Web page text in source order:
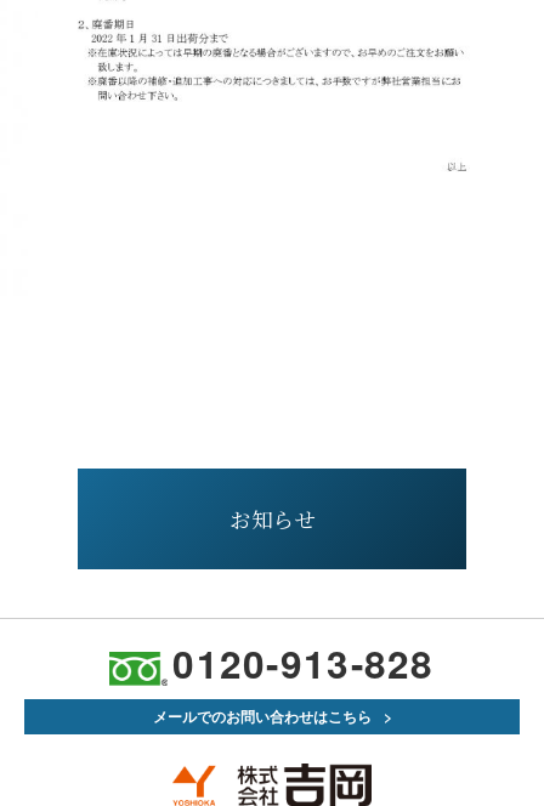
お知らせ
0120-913-828
メールでのお問い合わせはこちら